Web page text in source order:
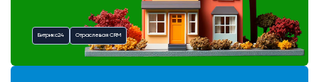
Битрикс24 Отраслевая CRM